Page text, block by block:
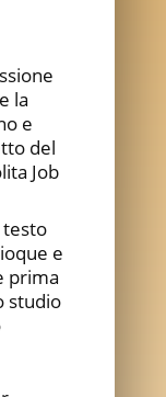
la
e
del
Job
testo
e
prima
studio